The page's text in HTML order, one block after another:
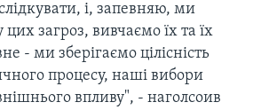
і, запевняю, ми
загроз, вивчаємо їх та їх
- ми зберігаємо цілісність
процесу, наші вибори
впливу", - наголсоив